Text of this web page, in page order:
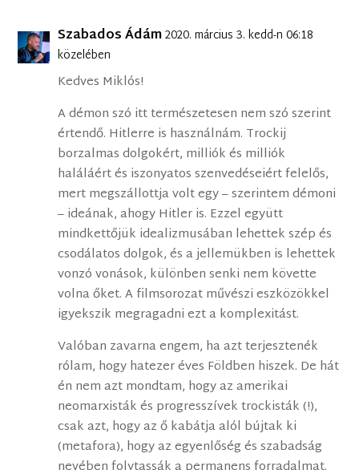
Szabados Ádám2020. március 3. kedd-n 06:18
közelében
Kedves Miklós!
A démon szó itt természetesen nem szó szerint
értendő. Hitlerre is használnám. Trockij
borzalmas dolgokért, milliók és milliók
haláláért és iszonyatos szenvedéseiért felelős,
mert megszállottja volt egy – szerintem démoni
– ideának, ahogy Hitler is. Ezzel együtt
mindkettőjük idealizmusában lehettek szép és
csodálatos dolgok, és a jellemükben is lehettek
vonzó vonások, különben senki nem követte
volna őket. A filmsorozat művészi eszközökkel
igyekszik megragadni ezt a komplexitást.
Valóban zavarna engem, ha azt terjesztenék
rólam, hogy hatezer éves Földben hiszek. De hát
én nem azt mondtam, hogy az amerikai
neomarxisták és progresszívek trockisták (!),
csak azt, hogy az ő kabátja alól bújtak ki
(metafora), hogy az egyenlőség és szabadság